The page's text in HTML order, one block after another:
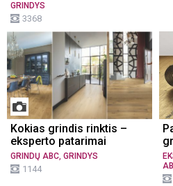
GRINDYS
3368
Kokias grindis rinktis –
eksperto patarimai
GRINDŲ ABC GRINDYS
1144